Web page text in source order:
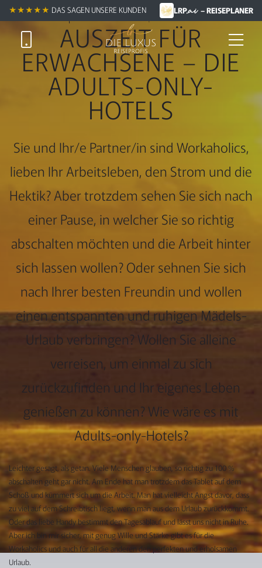
★★★★★ DAS SAGEN UNSERE KUNDEN LRP.ai – REISEPLANER
Nicht nur für Pärchen
AUSZEIT FÜR
ERWACHSENE – DIE
ADULTS-ONLY-
HOTELS
Sie und Ihr/e Partner/in sind Workaholics,
lieben Ihr Arbeitsleben, den Strom und die
Hektik? Aber trotzdem sehen Sie sich nach
einer Pause, in welcher Sie so richtig
abschalten möchten und die Arbeit hinter
sich lassen wollen? Oder sehnen Sie sich
nach Ihrer besten Freundin und wollen
einen entspannten und ruhigen Mädels-
Urlaub verbringen? Wollen Sie alleine
verreisen, um einmal zu sich
zurückzufinden und Ihr eigenes Leben
genießen zu können? Wie wäre es mit
Adults-only-Hotels?
Leichter gesagt, als getan. Viele Menschen glauben, so richtig zu 100 %
abschalten geht gar nicht. Am Ende hat man trotzdem das Tablet auf dem
Schoß und kümmert sich um die Arbeit. Man hat vielleicht Angst davor, dass
zu viel auf dem Schreibtisch liegt, wenn man aus dem Urlaub zurückkommt.
Oder das liebe Handy bestimmt den Tagesablauf und lässt uns nicht in Ruhe.
Aber ich bin mir sicher, mit genug Wille und Stärke gibt es für die
Workaholics und auch für all die anderen den perfekten und erholsamen
Urlaub.